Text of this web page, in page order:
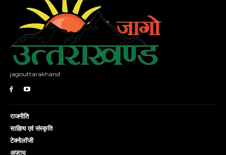
jagouttarakhand
राजनीति
साहित्य एवं संस्कृति
टेक्नोलॉजी
अपराध